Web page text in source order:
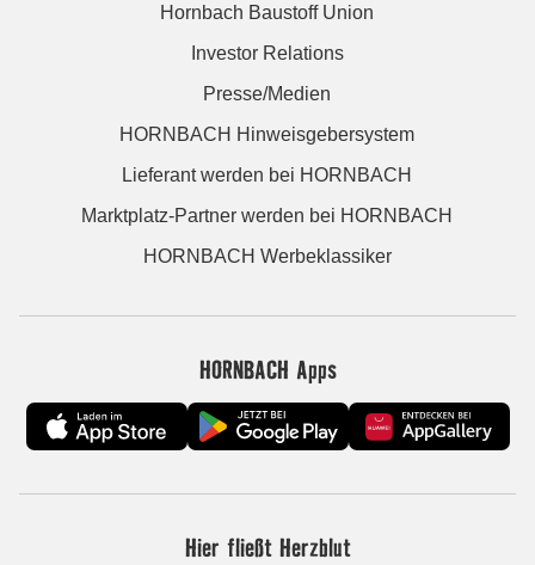
Hornbach Baustoff Union
Investor Relations
Presse/Medien
HORNBACH Hinweisgebersystem
Lieferant werden bei HORNBACH
Marktplatz-Partner werden bei HORNBACH
HORNBACH Werbeklassiker
HORNBACH Apps
Hier fließt Herzblut